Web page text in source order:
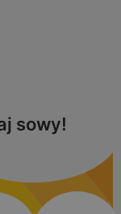
sowy!